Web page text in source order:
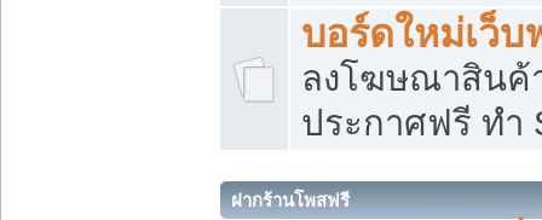
บอร์ดใหม่เว็บ
ลงโฆษณาสิน
ประกาศฟรี ทำ
ฝากร้านโพสฟรี